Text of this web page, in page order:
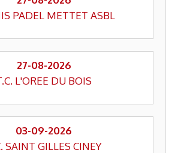
PADEL METTET ASBL
27-08-2026
L'OREE DU BOIS
03-09-2026
SAINT GILLES CINEY